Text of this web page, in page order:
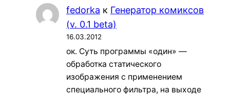
fedorka к Генератор комиксов
(v. 0.1 beta)
16.03.2012
ок. Суть программы «один» —
обработка статического
изображения с применением
специального фильтра, на выходе